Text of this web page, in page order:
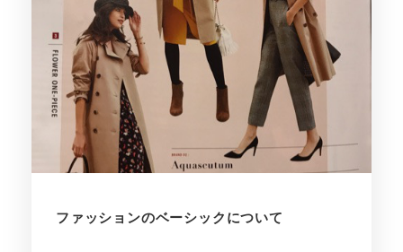
ファッションのベーシックについて